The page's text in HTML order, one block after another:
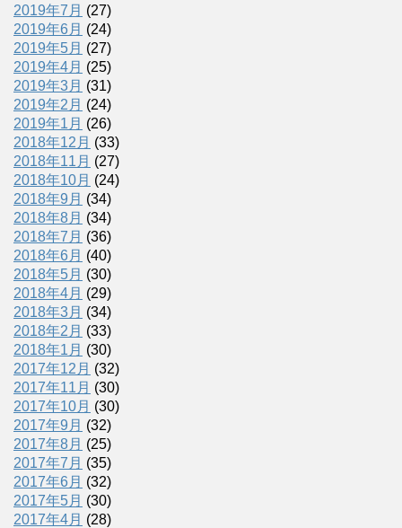
2019年7月 (27)
2019年6月 (24)
2019年5月 (27)
2019年4月 (25)
2019年3月 (31)
2019年2月 (24)
2019年1月 (26)
2018年12月 (33)
2018年11月 (27)
2018年10月 (24)
2018年9月 (34)
2018年8月 (34)
2018年7月 (36)
2018年6月 (40)
2018年5月 (30)
2018年4月 (29)
2018年3月 (34)
2018年2月 (33)
2018年1月 (30)
2017年12月 (32)
2017年11月 (30)
2017年10月 (30)
2017年9月 (32)
2017年8月 (25)
2017年7月 (35)
2017年6月 (32)
2017年5月 (30)
2017年4月 (28)